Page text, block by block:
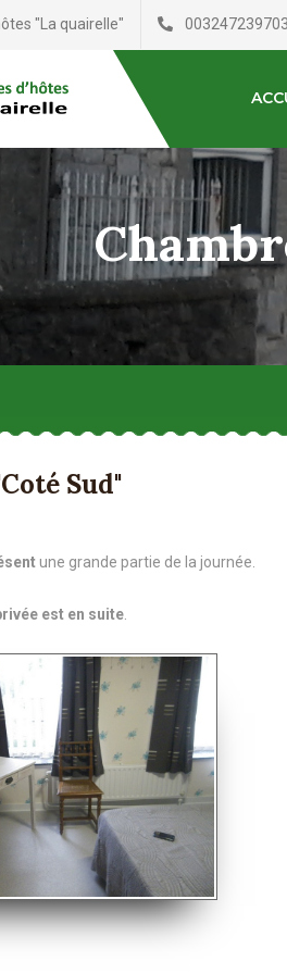
"La quairelle"
Sud"
une grande partie de la journée.
est en suite